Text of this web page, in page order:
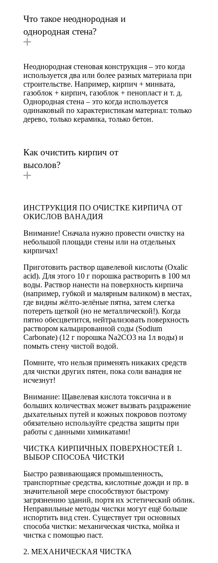
Что такое неоднородная и
однородная стена?
Неоднородная стеновая конструкция – это когда
используется два или более разных материала при
строительстве. Например, кирпич + минвата,
газоблок + кирпич, газоблок + пенопласт и т. д.
Однородная стена – это когда используется
одинаковый по характеристикам материал: только
дерево, только керамика, только бетон.
Как очистить кирпич от
высолов?
ИНСТРУКЦИЯ ПО ОЧИСТКЕ КИРПИЧА ОТ
ОКИСЛОВ ВАНАДИЯ
Внимание! Сначала нужно провести очистку на
небольшой площади стены или на отдельных
кирпичах!
Приготовить раствор щавелевой кислоты (Oxalic
acid). Для этого 10 г порошка растворить в 100 мл
воды. Раствор нанести на поверхность кирпича
(например, губкой и малярным валиком) в местах,
где видны жёлто-зелёные пятна, затем слегка
потереть щеткой (но не металлической!). Когда
пятно обесцветится, нейтрализовать поверхность
раствором кальцированной соды (Sodium
Carbonate) (12 г порошка Na2CO3 на 1л воды) и
помыть стену чистой водой.
Помните, что нельзя применять никаких средств
для чистки других пятен, пока соли ванадия не
исчезнут!
Внимание: Щавелевая кислота токсична и в
больших количествах может вызвать раздражение
дыхательных путей и кожных покровов поэтому
обязательно используйте средства защиты при
работы с данными химикатами!
ЧИСТКА КИРПИЧНЫХ ПОВЕРХНОСТЕЙ 1.
ВЫБОР СПОСОБА ЧИСТКИ
Быстро развивающаяся промышленность,
транспортные средства, кислотные дожди и пр. в
значительной мере способствуют быстрому
загрязнению зданий, портя их эстетический облик.
Неправильные методы чистки могут ещё больше
испортить вид стен. Существует три основных
способа чистки: механическая чистка, мойка и
чистка с помощью паст.
2. МЕХАНИЧЕСКАЯ ЧИСТКА